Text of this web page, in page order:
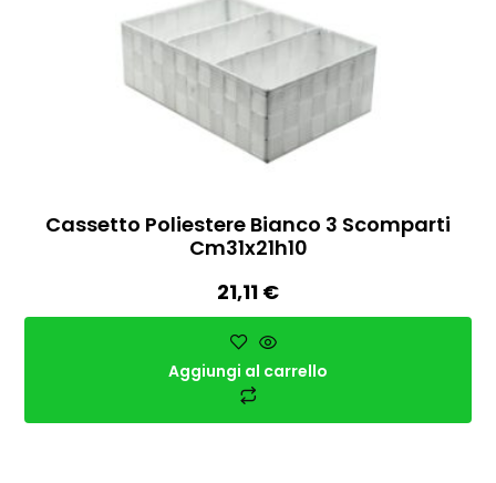
Cassetto Poliestere Bianco 3 Scomparti
Cm31x21h10
21,11 €
Aggiungi al carrello